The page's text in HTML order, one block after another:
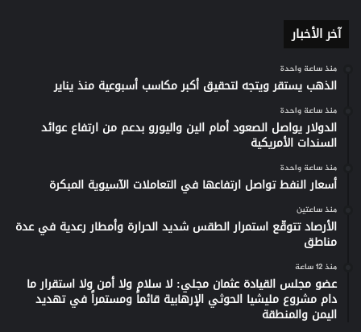
آخر الأخبار
منذ ساعة واحدة
الذهب يستقر ويتجه لتحقيق أكبر مكاسب أسبوعية منذ يناير
منذ ساعة واحدة
الدولار يواصل الصعود أمام الين واليورو بدعم من ارتفاع عوائد
السندات الأمريكية
منذ ساعة واحدة
أسعار النفط تواصل ارتفاعها في التعاملات الآسيوية المبكرة
منذ ساعتين
الأرصاد تتوقّع استمرار الطقس شديد الحرارة وأمطار رعدية في عدة
مناطق
منذ 12 ساعة
عضو مجلس القيادة عثمان مجلي: لا سلام ولا أمن ولا استقرار ما
دام مشروع مليشيا الحوثي الإرهابية قائماً ومستمراً في تهديد
اليمن والمنطقة